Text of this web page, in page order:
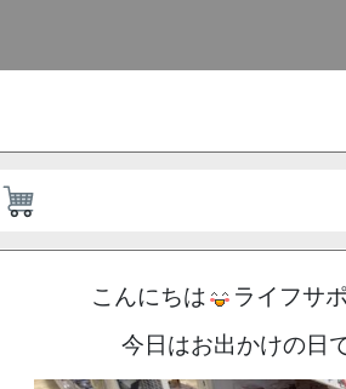
こんにちは
ライフサ
今日はお出かけの日